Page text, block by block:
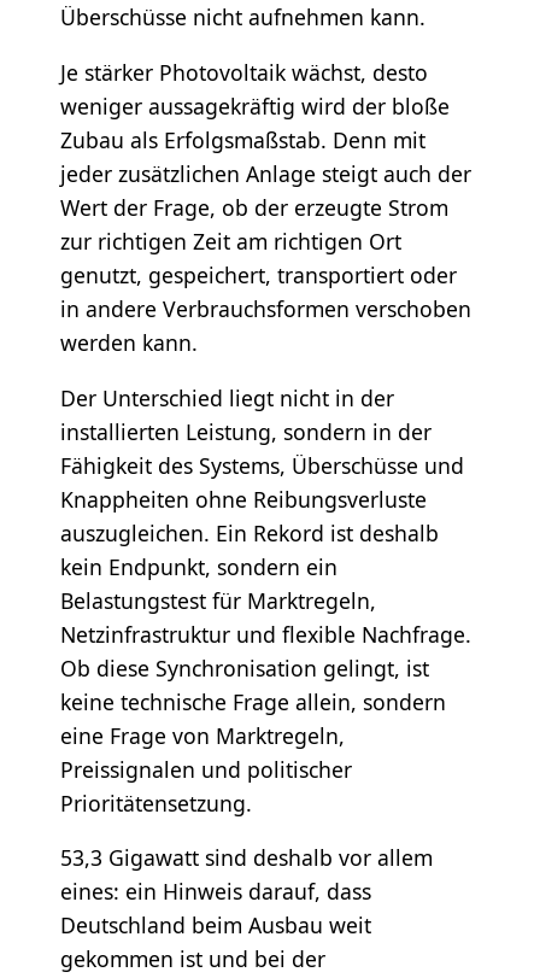
Überschüsse nicht aufnehmen kann.
Je stärker Photovoltaik wächst, desto
weniger aussagekräftig wird der bloße
Zubau als Erfolgsmaßstab. Denn mit
jeder zusätzlichen Anlage steigt auch der
Wert der Frage, ob der erzeugte Strom
zur richtigen Zeit am richtigen Ort
genutzt, gespeichert, transportiert oder
in andere Verbrauchsformen verschoben
werden kann.
Der Unterschied liegt nicht in der
installierten Leistung, sondern in der
Fähigkeit des Systems, Überschüsse und
Knappheiten ohne Reibungsverluste
auszugleichen. Ein Rekord ist deshalb
kein Endpunkt, sondern ein
Belastungstest für Marktregeln,
Netzinfrastruktur und flexible Nachfrage.
Ob diese Synchronisation gelingt, ist
keine technische Frage allein, sondern
eine Frage von Marktregeln,
Preissignalen und politischer
Prioritätensetzung.
53,3 Gigawatt sind deshalb vor allem
eines: ein Hinweis darauf, dass
Deutschland beim Ausbau weit
gekommen ist und bei der